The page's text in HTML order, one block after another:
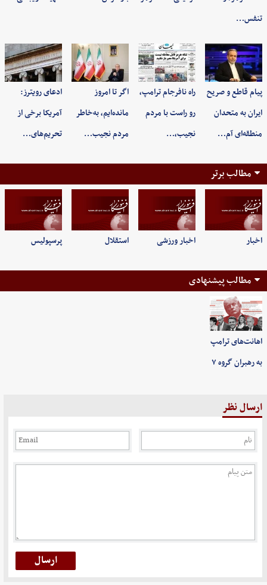
تنفس…
پیام قاطع و صریح
ایران به متحدان
منطقه‌ای آم…
راه نافرجام ترامپ،
رو راست با مردم
نجیب،…
اگر تا امروز
مانده‌ایم، به‌خاطر
مردم نجیب…
ادعای رویترز:
آمریکا برخی از
تحریم‌های…
مطالب برتر
اخبار اخبار ورزشی استقلال پرسپولیس
مطالب پیشنهادی
اهانت‌های ترامپ
به رهبران گروه ۷
ارسال نظر